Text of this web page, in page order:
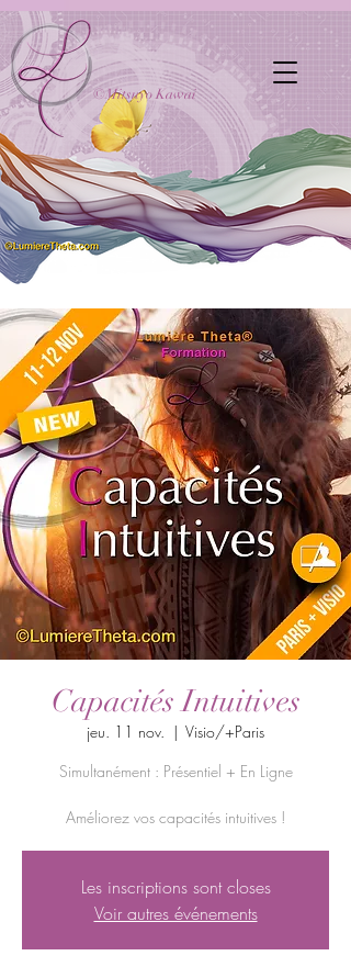
©Mitsuyo Kawai
Capacités Intuitives
jeu. 11 nov.
  |
Visio/+Paris
Simultanément : Présentiel + En Ligne
Améliorez vos capacités intuitives !
Les inscriptions sont closes
Voir autres événements